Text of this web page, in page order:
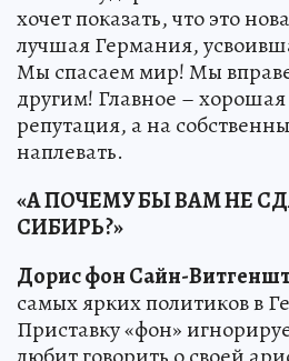
хочет показать, что это
лучшая Германия,
Мы спасаем мир! Мы
другим! Главное –
репутация, а на
наплевать.
«А ПОЧЕМУ БЫ ВАМ НЕ
СИБИРЬ?»
Дорис фон Сайн-
самых ярких политиков в
Приставку «фон»